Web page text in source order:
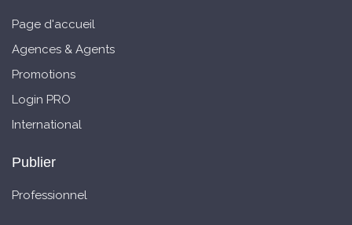
Page d'accueil
Agences & Agents
Promotions
Login PRO
International
Publier
Professionnel